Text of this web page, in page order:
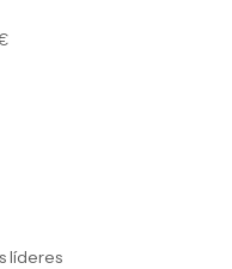
líderes